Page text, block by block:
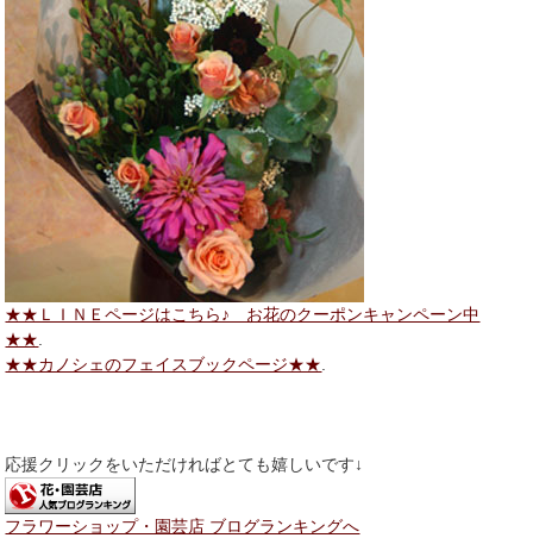
★★ＬＩＮＥページはこちら♪ お花のクーポンキャンペーン中
★★.
★★カノシェのフェイスブックページ★★.
応援クリックをいただければとても嬉しいです↓
フラワーショップ・園芸店 ブログランキングへ